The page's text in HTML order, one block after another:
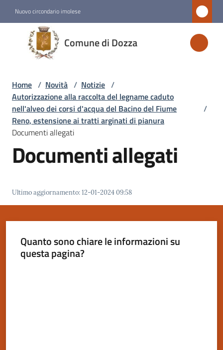
Nuovo circondario imolese
Comune di Dozza
Comune
di
Dozza
Amministrazione
Novità
Menu selezionato
Home / Novità / Notizie /
Autorizzazione alla raccolta del legname caduto
nell'alveo dei corsi d'acqua del Bacino del Fiume
Reno, estensione ai tratti arginati di pianura
/
Documenti allegati
Documenti allegati
Ultimo aggiornamento:12-01-2024 09:58
Quanto sono chiare le informazioni su
questa pagina?